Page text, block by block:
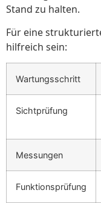
Stand zu halten.
Für eine
hilfreich sein:
Wartungsschritt
Sichtprüfung
Messungen
Funktionsprüfung